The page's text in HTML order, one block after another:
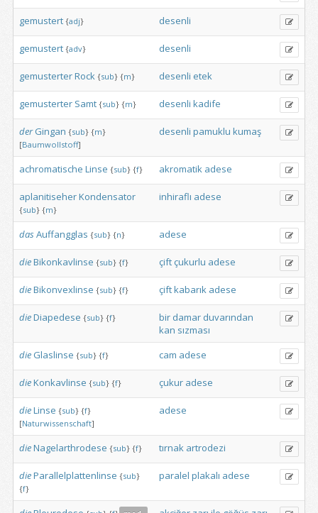
gemustert {adj} desenli
gemustert {adv} desenli
gemusterterRock {sub} {m} desenli etek
gemusterter Samt {sub} {m} desenli kadife
der Gingan {sub} {m}
[Baumwollstoff]
desenli pamuklu kumaş
achromatische Linse {sub} {f} akromatik adese
aplanitiseherKondensator
{sub} {m}
inhiraflı adese
dasAuffangglas {sub} {n} adese
dieBikonkavlinse {sub} {f} çift çukurlu adese
dieBikonvexlinse {sub} {f} çiftkabarık adese
dieDiapedese {sub} {f} bir damar duvarından
kan sızması
die Glaslinse {sub} {f} cam adese
dieKonkavlinse {sub} {f} çukur adese
dieLinse {sub} {f}
[Naturwissenschaft]
adese
dieNagelarthrodese {sub} {f} tırnak artrodezi
dieParallelplattenlinse {sub}
{f}
paralel plakalı adese